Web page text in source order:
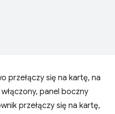
przełączy się na kartę, na
panel boczny
przełączy się na kartę,